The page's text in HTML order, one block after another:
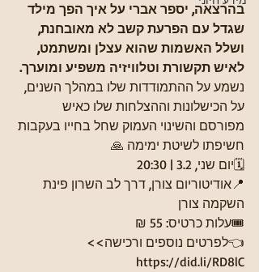
בהרצאה, יספר אברי על איך הפך מילד
שגדל עם הפרעת קשב לא מאובחנת,
ושלל האשמות שהוא עצלן ומשתמט,
לאיש תקשורת וטלוויזיה משפיע ומוערך.
נשמע על ההתמודדות שלו במהלך השנים,
על הכישלונות וההצלחות שלו כאיש
מפורסם והשינוי העמוק שחל בחייו בעקבות
חשיפתו לשיטת ימימה 🙏
🗓️יום שני, 3.2 | 20:30
📍אודיטוריום צורן, דרך לב השרון פינת
השקמה צורן
🎟️עלות כרטיס: 55 ₪
👈לפרטים נוספים ורכישה>>
https://did.li/RD8lC